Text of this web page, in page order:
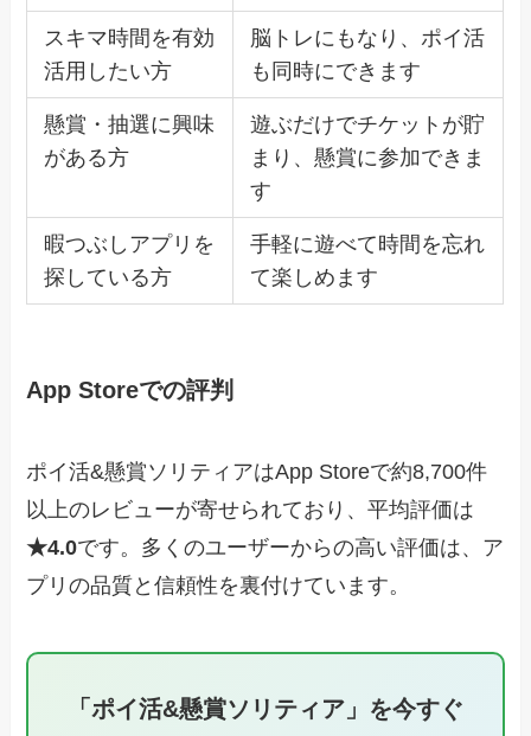
スキマ時間を有効
活用したい方
脳トレにもなり、ポイ活
も同時にできます
懸賞・抽選に興味
がある方
遊ぶだけでチケットが貯
まり、懸賞に参加できま
す
暇つぶしアプリを
探している方
手軽に遊べて時間を忘れ
て楽しめます
App Storeでの評判
ポイ活&懸賞ソリティアはApp Storeで約8,700件
以上のレビューが寄せられており、平均評価は
★4.0です。多くのユーザーからの高い評価は、ア
プリの品質と信頼性を裏付けています。
「ポイ活&懸賞ソリティア」を今すぐ